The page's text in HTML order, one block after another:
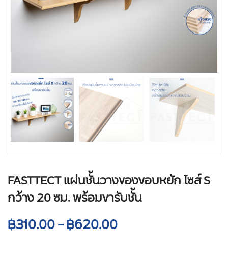
FASTTECT แผ่นชั้นวางของขอบหยัก ไซส์ S
กว้าง 20 ซม. พร้อมขารับชั้น
฿310.00–฿620.00